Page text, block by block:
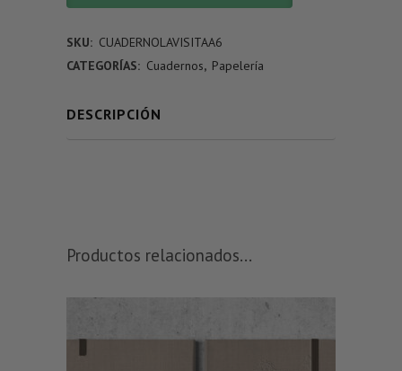
SKU: CUADERNOLAVISITAA6
CATEGORÍAS: Cuadernos, Papelería
DESCRIPCIÓN
Productos relacionados...